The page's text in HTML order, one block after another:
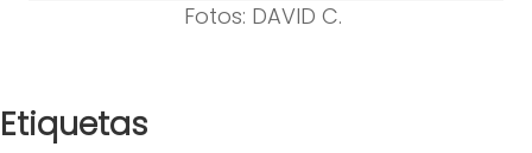
Fotos: DAVID C.
Etiquetas